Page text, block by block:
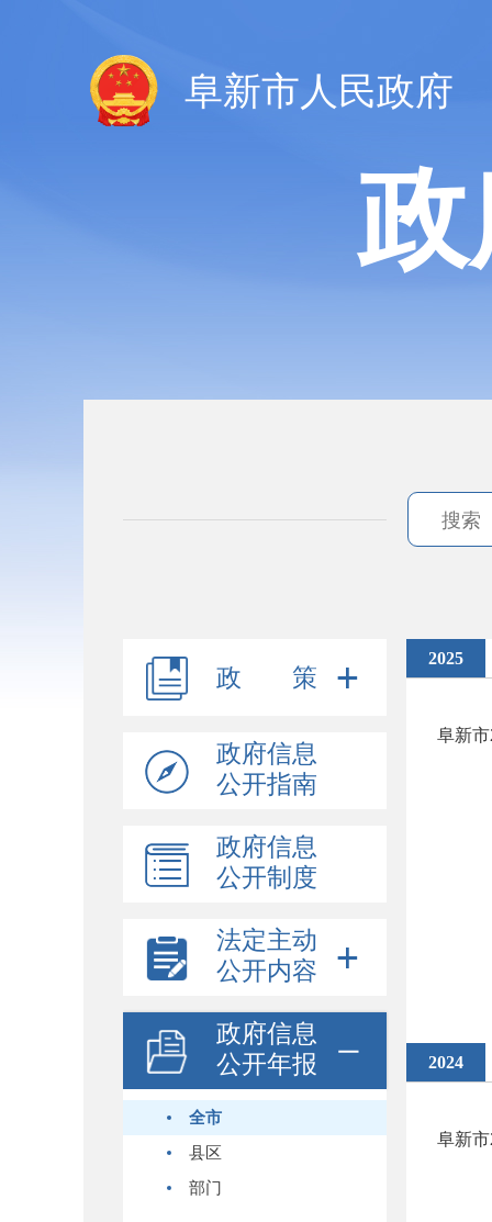
阜新市人民政府
政 策
政府信息
公开指南
政府信息
公开制度
法定主动
公开内容
政府信息
公开年报
全市
县区
部门
2025
阜新
2024
阜新